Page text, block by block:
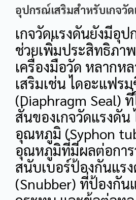
อุปกรณ์เสริมสำหรับเกจวั
เกจวัดแรงดันยังมีอุ
ช่วยเพิ่มประสิทธิภา
เครื่องมือวัด หลากห
เสริมเช่น ไดอะแฟร
(Diaphragm Seal)
สั่นของเกจวัดแรงดั
อุณหภูมิ (Syphon
อุณหภูมิที่มีผลต่อการ
สนับเบอร์ป้องกันแร
(Snubber) ที่ป้องกัน